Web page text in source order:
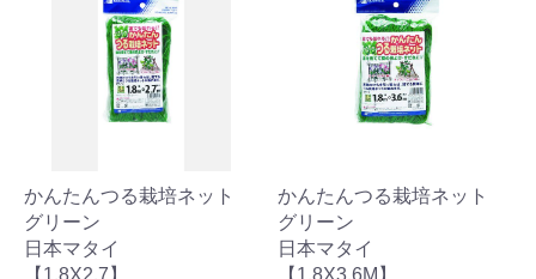
かんたんつる栽培ネット
グリーン
日本マタイ
【1.8X2.7】
かんたんつる栽培ネット
グリーン
日本マタイ
【1.8X3.6M】